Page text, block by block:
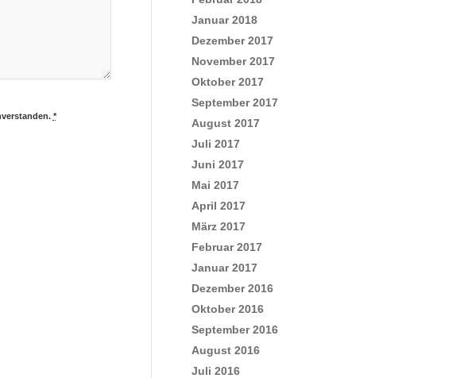
*
Januar 2018
Dezember 2017
November 2017
Oktober 2017
September 2017
August 2017
Juli 2017
Juni 2017
Mai 2017
April 2017
März 2017
Februar 2017
Januar 2017
Dezember 2016
Oktober 2016
September 2016
August 2016
Juli 2016